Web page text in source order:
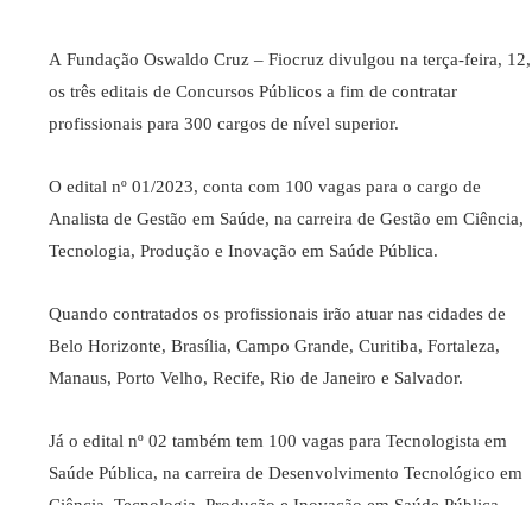
A Fundação Oswaldo Cruz – Fiocruz divulgou na terça-feira, 12,
os três editais de Concursos Públicos a fim de contratar
profissionais para 300 cargos de nível superior.
O edital nº 01/2023, conta com 100 vagas para o cargo de
Analista de Gestão em Saúde, na carreira de Gestão em Ciência,
Tecnologia, Produção e Inovação em Saúde Pública.
Quando contratados os profissionais irão atuar nas cidades de
Belo Horizonte, Brasília, Campo Grande, Curitiba, Fortaleza,
Manaus, Porto Velho, Recife, Rio de Janeiro e Salvador.
Já o edital nº 02 também tem 100 vagas para Tecnologista em
Saúde Pública, na carreira de Desenvolvimento Tecnológico em